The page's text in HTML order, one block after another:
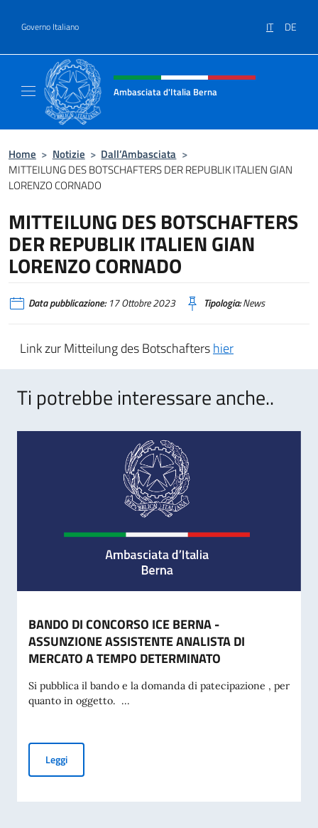
Governo Italiano IT DE
Intestazione sito, social e menù
Ambasciata d'Italia Berna
Home > Notizie > Dall’Ambasciata >
MITTEILUNG DES BOTSCHAFTERS DER REPUBLIK ITALIEN GIAN
LORENZO CORNADO
MITTEILUNG DES BOTSCHAFTERS
DER REPUBLIK ITALIEN GIAN
LORENZO CORNADO
Data pubblicazione:17 Ottobre 2023 Tipologia:News
Link zur Mitteilung des Botschaftershier
Ti potrebbe interessare anche..
BANDO DI CONCORSO ICE BERNA -
ASSUNZIONE ASSISTENTE ANALISTA DI
MERCATO A TEMPO DETERMINATO
Si pubblica il bando e la domanda di patecipazione , per
quanto in oggetto. ...
LeggiBANDO DI CONCORSO ICE BERNA - ASSUNZIONE